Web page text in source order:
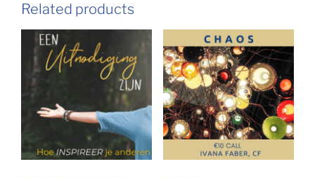
Related products